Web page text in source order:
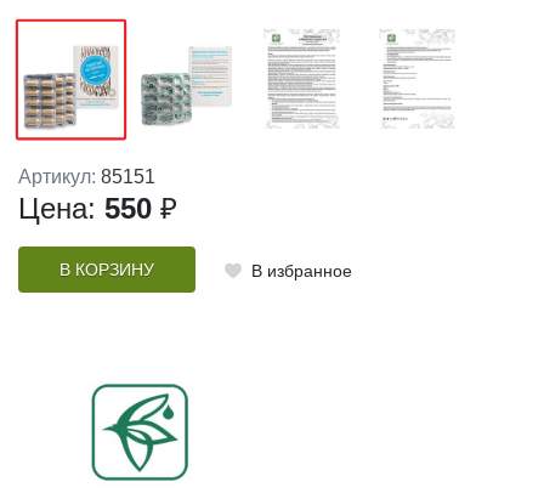
Артикул: 85151
Цена: 550 ₽
В КОРЗИНУ В избранное